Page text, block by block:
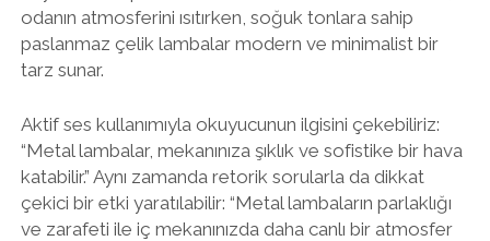
odanın atmosferini ısıtırken, soğuk tonlara sahip
paslanmaz çelik lambalar modern ve minimalist bir
tarz sunar.
Aktif ses kullanımıyla okuyucunun ilgisini çekebiliriz:
“Metal lambalar, mekanınıza şıklık ve sofistike bir hava
katabilir.” Aynı zamanda retorik sorularla da dikkat
çekici bir etki yaratılabilir: “Metal lambaların parlaklığı
ve zarafeti ile iç mekanınızda daha canlı bir atmosfer